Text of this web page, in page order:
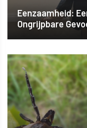
Eenzaamheid:
Ongrijpbare